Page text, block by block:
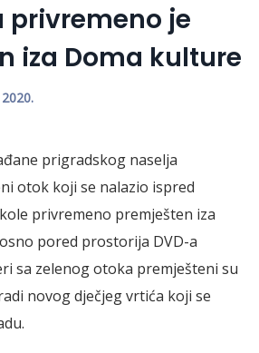
privremeno je
iza Doma kulture
prigradskog naselja
otok koji se nalazio ispred
privremeno premješten iza
pored prostorija DVD-a
sa zelenog otoka premješteni su
novog dječjeg vrtića koji se